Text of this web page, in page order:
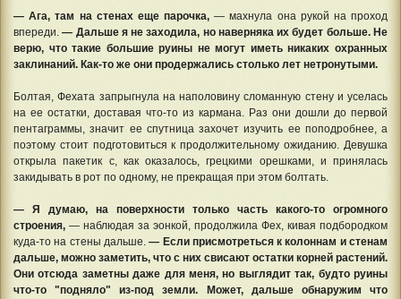
— Ага, там на стенах еще парочка,— махнула она рукой на проход
впереди. — Дальше я не заходила, но наверняка их будет больше. Не
верю, что такие большие руины не могут иметь никаких охранных
заклинаний. Как-то же они продержались столько лет нетронутыми.
Болтая, Фехата запрыгнула на наполовину сломанную стену и уселась
на ее остатки, доставая что-то из кармана. Раз они дошли до первой
пентаграммы, значит ее спутница захочет изучить ее поподробнее, а
поэтому стоит подготовиться к продолжительному ожиданию. Девушка
открыла пакетик с, как оказалось, грецкими орешками, и принялась
закидывать в рот по одному, не прекращая при этом болтать.
— Я думаю, на поверхности только часть какого-то огромного
строения, — наблюдая за эонкой, продолжила Фех, кивая подбородком
куда-то на стены дальше.— Если присмотреться к колоннам и стенам
дальше, можно заметить, что с них свисают остатки корней растений.
Они отсюда заметны даже для меня, но выглядит так, будто руины
что-то "подняло" из-под земли. Может, дальше обнаружим что